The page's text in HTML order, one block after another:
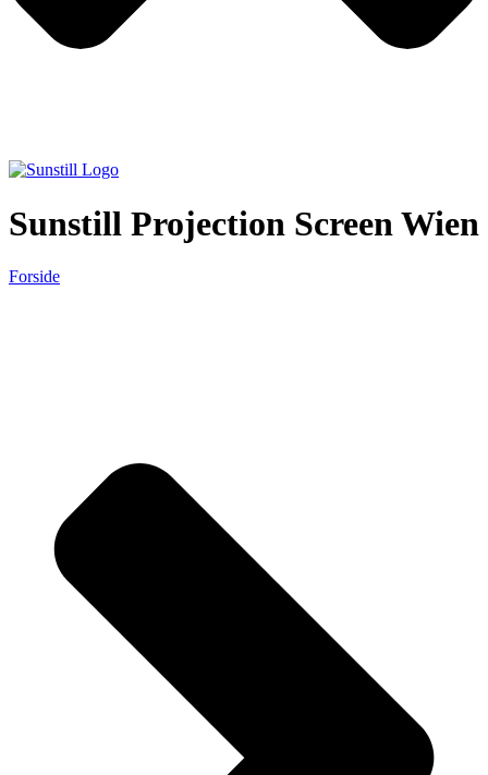
Sunstill Projection Screen Wien
Forside